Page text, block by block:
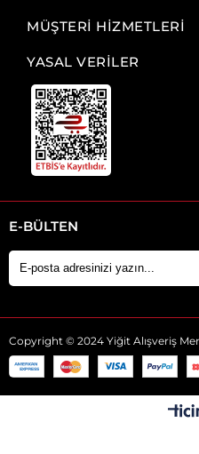
MÜŞTERİ HİZMETLERİ
YASAL VERİLER
E-BÜLTEN
Copyright © 2024 Yiğit Alışveriş